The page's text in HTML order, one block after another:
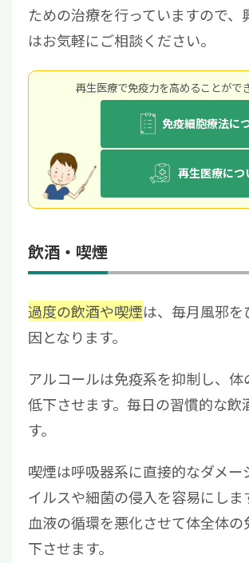
ための治療を行っていますので、
はお気軽にご相談ください。
再⽣医療で免疫⼒を⾼めることがで
免疫細胞療法に
再生医療につ
飲酒・喫煙
過度の飲酒や喫煙は、毎月風邪
因となります。
アルコールは免疫系を抑制し、体
低下させます。毎日の習慣的な飲
す。
喫煙は呼吸器系に直接的なダメー
イルスや細菌の侵入を容易にしま
血液の循環を悪化させて体全体
下させます。